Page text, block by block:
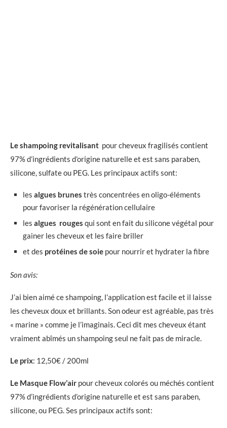
Le shampoing revitalisant pour cheveux fragilisés contient
97% d’ingrédients d’origine naturelle et est sans paraben,
silicone, sulfate ou PEG. Les principaux actifs sont:
les algues brunes très concentrées en oligo-éléments
pour favoriser la régénération cellulaire
les algues rouges qui sont en fait du silicone végétal pour
gainer les cheveux et les faire briller
et des protéines de soie pour nourrir et hydrater la fibre
Son avis:
J’ai bien aimé ce shampoing, l’application est facile et il laisse
les cheveux doux et brillants. Son odeur est agréable, pas très
« marine » comme je l’imaginais. Ceci dit mes cheveux étant
vraiment abîmés un shampoing seul ne fait pas de miracle.
Le prix: 12,50€ / 200ml
Le Masque Flow’air pour cheveux colorés ou méchés contient
97% d’ingrédients d’origine naturelle et est sans paraben,
silicone, ou PEG. Ses principaux actifs sont: